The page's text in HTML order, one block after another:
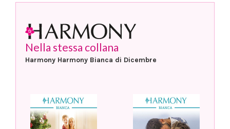
Nella stessa collana
Harmony Harmony Bianca di Dicembre